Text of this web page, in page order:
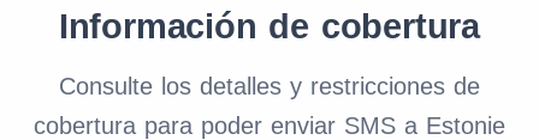
Información de cobertura
Consulte los detalles y restricciones de
cobertura para poder enviar SMS a Estonie